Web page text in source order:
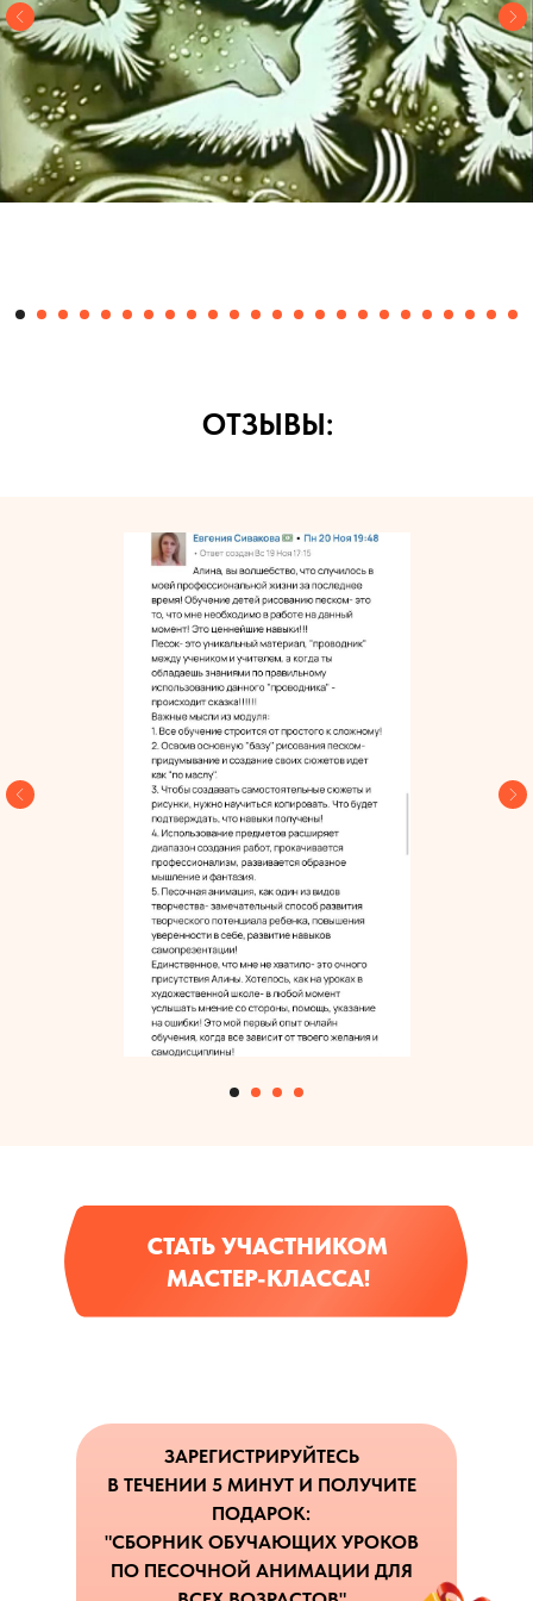
ОТЗЫВЫ:
СТАТЬ УЧАСТНИКОМ
МАСТЕР-КЛАССА!
ЗАРЕГИСТРИРУЙТЕСЬ
В ТЕЧЕНИИ 5 МИНУТ И ПОЛУЧИТЕ
ПОДАРОК:
"СБОРНИК ОБУЧАЮЩИХ УРОКОВ
ПО ПЕСОЧНОЙ АНИМАЦИИ ДЛЯ